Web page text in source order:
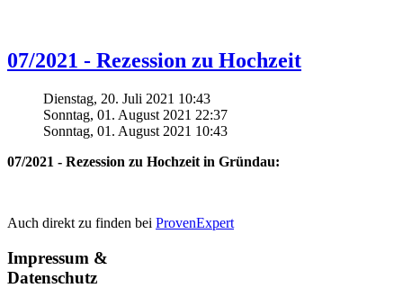
07/2021 - Rezession zu Hochzeit
Dienstag, 20. Juli 2021 10:43
Sonntag, 01. August 2021 22:37
Sonntag, 01. August 2021 10:43
07/2021 - Rezession zu Hochzeit in Gründau:
Auch direkt zu finden bei ProvenExpert
Impressum &
Datenschutz